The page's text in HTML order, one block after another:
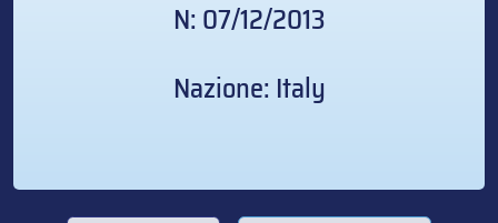
N: 07/12/2013
Nazione: Italy